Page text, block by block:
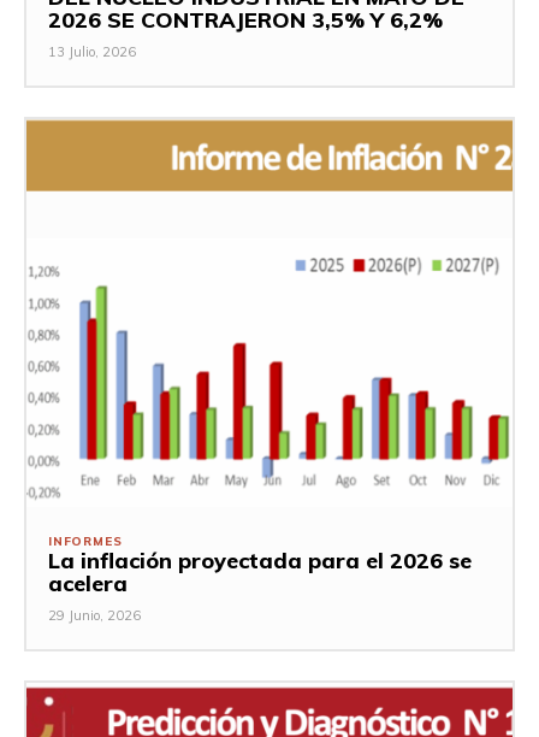
2026 SE CONTRAJERON 3,5% Y 6,2%
13 Julio, 2026
INFORMES
La inflación proyectada para el 2026 se
acelera
29 Junio, 2026